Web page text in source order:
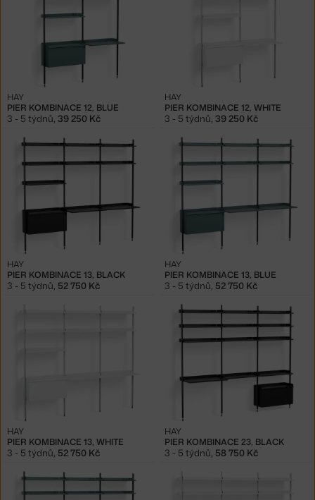
PIER KOMBINACE 12, BLUE
HAY
3 - 5 týdnů, 39 250 Kč
PIER KOMBINACE 12, WHITE
HAY
3 - 5 týdnů, 39 250 Kč
PIER KOMBINACE 13, BLACK
HAY
3 - 5 týdnů, 52 750 Kč
PIER KOMBINACE 13, BLUE
HAY
3 - 5 týdnů, 52 750 Kč
PIER KOMBINACE 13, WHITE
HAY
3 - 5 týdnů, 52 750 Kč
PIER KOMBINACE 23, BLACK
HAY
3 - 5 týdnů, 58 750 Kč